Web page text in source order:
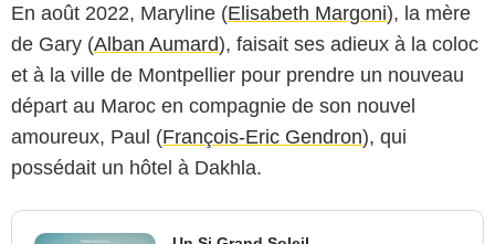
En août 2022, Maryline (Elisabeth Margoni), la mère
de Gary (Alban Aumard), faisait ses adieux à la coloc
et à la ville de Montpellier pour prendre un nouveau
départ au Maroc en compagnie de son nouvel
amoureux, Paul (François-Eric Gendron), qui
possédait un hôtel à Dakhla.